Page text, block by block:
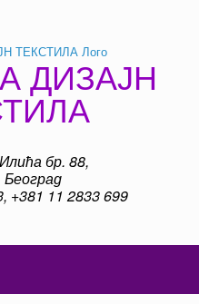
ДИЗАЈН
бр. 88,
+381 11 2833 699